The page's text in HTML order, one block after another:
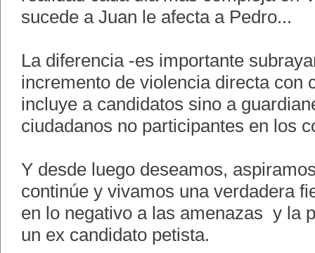
sucede a Juan le afecta a Pedro...
La diferencia -es importante
incremento de violencia directa con
incluye a candidatos sino a
ciudadanos no participantes en los
Y desde luego deseamos,
continúe y vivamos una verdadera
en lo negativo a las amenazas y la
un ex candidato petista.